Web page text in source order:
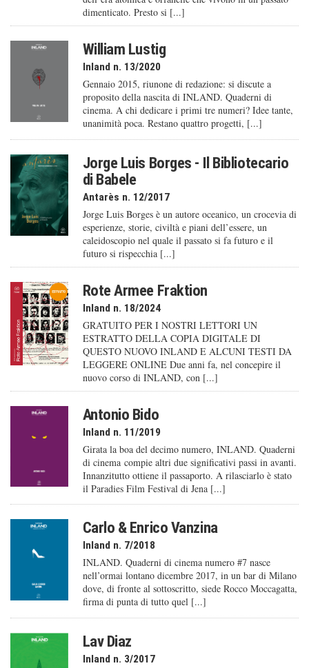
dimenticato. Presto si [...]
William Lustig
Inland n. 13/2020
Gennaio 2015, riunone di redazione: si discute a
proposito della nascita di INLAND. Quaderni di
cinema. A chi dedicare i primi tre numeri? Idee tante,
unanimità poca. Restano quattro progetti, [...]
Jorge Luis Borges - Il Bibliotecario
di Babele
Antarès n. 12/2017
Jorge Luis Borges è un autore oceanico, un crocevia di
esperienze, storie, civiltà e piani dell’essere, un
caleido­scopio nel quale il passato si fa futuro e il
futuro si rispecchia [...]
Rote Armee Fraktion
Inland n. 18/2024
GRATUITO PER I NOSTRI LETTORI UN
ESTRATTO DELLA COPIA DIGITALE DI
QUESTO NUOVO INLAND E ALCUNI TESTI DA
LEGGERE ONLINE Due anni fa, nel concepire il
nuovo corso di INLAND, con [...]
Antonio Bido
Inland n. 11/2019
Girata la boa del decimo numero, INLAND. Quaderni
di cinema compie altri due significativi passi in avanti.
Innanzitutto ottiene il passaporto. A rilasciarlo è stato
il Paradies Film Festival di Jena [...]
Carlo & Enrico Vanzina
Inland n. 7/2018
INLAND. Quaderni di cinema numero #7 nasce
nell’ormai lontano dicembre 2017, in un bar di Milano
dove, di fronte al sottoscritto, siede Rocco Moccagatta,
firma di punta di tutto quel [...]
Lav Diaz
Inland n. 3/2017